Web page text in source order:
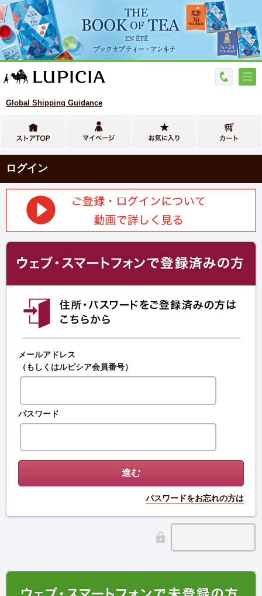
Global Shipping Guidance
ログイン
メールアドレス
（もしくはルピシア会員番号）
パスワード
パスワードをお忘れの方は